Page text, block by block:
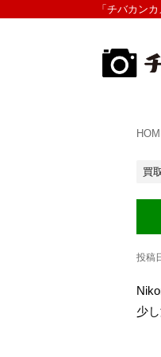
「チバカン
買
投稿
少